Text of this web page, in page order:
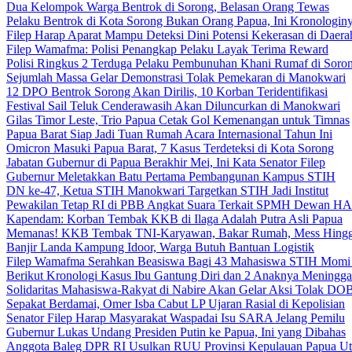
Dua Kelompok Warga Bentrok di Sorong, Belasan Orang Tewas
Pelaku Bentrok di Kota Sorong Bukan Orang Papua, Ini
Filep Harap Aparat Mampu Deteksi Dini Potensi Kekerasan di
Filep Wamafma: Polisi Penangkap Pelaku Layak Terima Reward
Polisi Ringkus 2 Terduga Pelaku Pembunuhan Khani Rumaf di
Sejumlah Massa Gelar Demonstrasi Tolak Pemekaran di Manokwari
12 DPO Bentrok Sorong Akan Dirilis, 10 Korban Teridentifikasi
Festival Sail Teluk Cenderawasih Akan Diluncurkan di Manokwari
Gilas Timor Leste, Trio Papua Cetak Gol Kemenangan untuk Timnas
Papua Barat Siap Jadi Tuan Rumah Acara Internasional Tahun Ini
Omicron Masuki Papua Barat, 7 Kasus Terdeteksi di Kota Sorong
Jabatan Gubernur di Papua Berakhir Mei, Ini Kata Senator Filep
Gubernur Meletakkan Batu Pertama Pembangunan Kampus STIH
DN ke-47, Ketua STIH Manokwari Targetkan STIH Jadi Institut
Pewakilan Tetap RI di PBB Angkat Suara Terkait SPMH Dewan
Kapendam: Korban Tembak KKB di Ilaga Adalah Putra Asli Papua
Memanas! KKB Tembak TNI-Karyawan, Bakar Rumah, Mess
Banjir Landa Kampung Idoor, Warga Butuh Bantuan Logistik
Filep Wamafma Serahkan Beasiswa Bagi 43 Mahasiswa STIH Momi
Berikut Kronologi Kasus Ibu Gantung Diri dan 2 Anaknya
Solidaritas Mahasiswa-Rakyat di Nabire Akan Gelar Aksi Tolak
Sepakat Berdamai, Omer Isba Cabut LP Ujaran Rasial di Kepolisian
Senator Filep Harap Masyarakat Waspadai Isu SARA Jelang Pemilu
Gubernur Lukas Undang Presiden Putin ke Papua, Ini yang Dibahas
Anggota Baleg DPR RI Usulkan RUU Provinsi Kepulauan Papua